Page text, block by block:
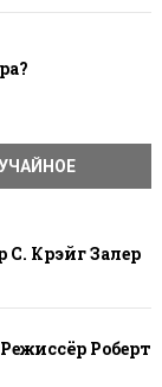
С. Крэйг Залер
Роберт